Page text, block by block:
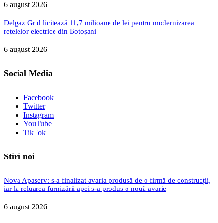
6 august 2026
Delgaz Grid licitează 11,7 milioane de lei pentru modernizarea
rețelelor electrice din Botoșani
6 august 2026
Social Media
Facebook
Twitter
Instagram
YouTube
TikTok
Stiri noi
Nova Apaserv: s-a finalizat avaria produsă de o firmă de construcții,
iar la reluarea furnizării apei s-a produs o nouă avarie
6 august 2026